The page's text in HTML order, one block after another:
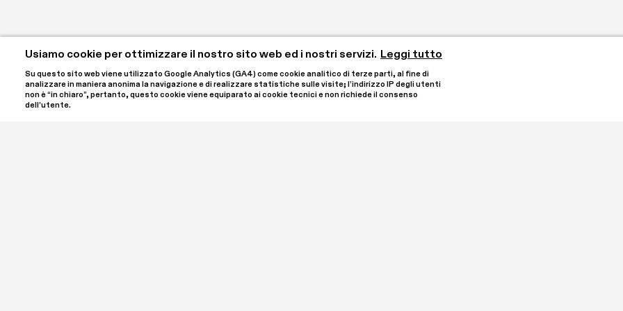
Usiamo cookie per ottimizzare il nostro sito web ed i nostri servizi. Leggi tutto
Su questo sito web viene utilizzato Google Analytics (GA4) come cookie analitico di terze parti, al fine di
analizzare in maniera anonima la navigazione e di realizzare statistiche sulle visite; l’indirizzo IP degli utenti
non è “in chiaro”, pertanto, questo cookie viene equiparato ai cookie tecnici e non richiede il consenso
dell’utente.